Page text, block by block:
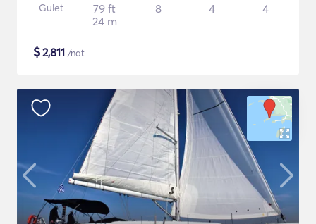
Gulet
79 ft
24 m
8 4 4
$2,811 /nat